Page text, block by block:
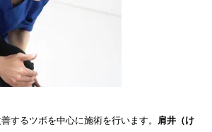
するツボを中心に施術を行います。 肩井（け